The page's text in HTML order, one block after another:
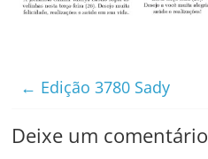
← Edição 3780 Sady
Deixe um comentário